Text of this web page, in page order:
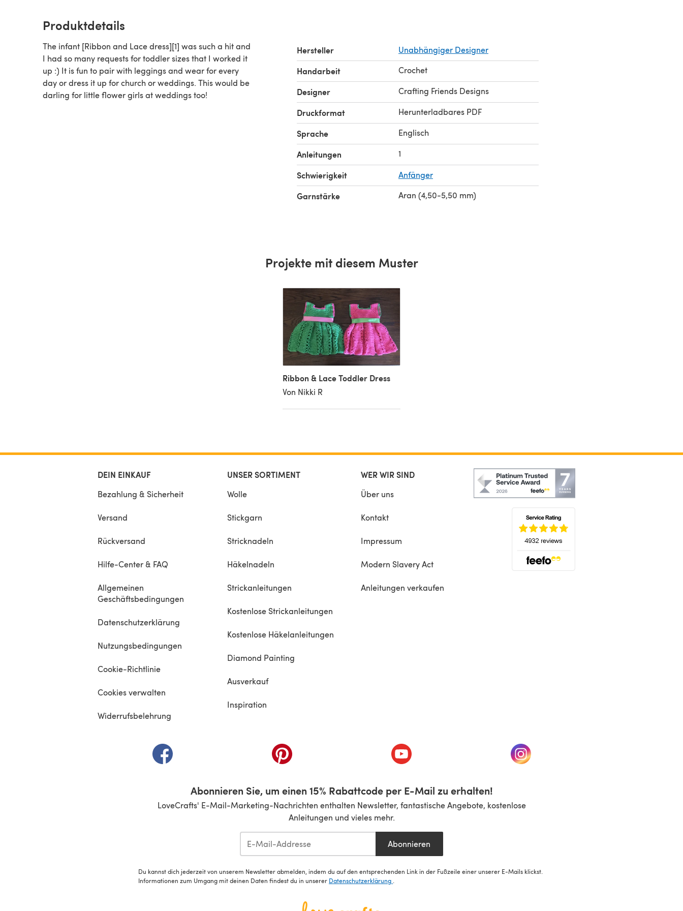
Produktdetails
The infant [Ribbon and Lace dress][1] was such a hit and
I had so many requests for toddler sizes that I worked it
up :) It is fun to pair with leggings and wear for every
day or dress it up for church or weddings. This would be
darling for little flower girls at weddings too!
Hersteller Unabhängiger Designer
Handarbeit Crochet
Designer Crafting Friends Designs
Druckformat Herunterladbares PDF
Sprache Englisch
Anleitungen 1
Schwierigkeit Anfänger
Garnstärke Aran (4,50-5,50 mm)
Projekte mit diesem Muster
Ribbon & Lace Toddler Dress
Von Nikki R
DEIN EINKAUF
Bezahlung & Sicherheit
Versand
Rückversand
Hilfe-Center & FAQ
Allgemeinen
Geschäftsbedingungen
Datenschutzerklärung
Nutzungsbedingungen
Cookie-Richtlinie
Cookies verwalten
Widerrufsbelehrung
UNSER SORTIMENT
Wolle
Stickgarn
Stricknadeln
Häkelnadeln
Strickanleitungen
Kostenlose Strickanleitungen
Kostenlose Häkelanleitungen
Diamond Painting
Ausverkauf
Inspiration
WER WIR SIND
Über uns
Kontakt
Impressum
Modern Slavery Act
Anleitungen verkaufen
(öffnet sich in einem neuen Tab)(öffnet sich in einem neuen Tab)(öffnet sich in einem neuen Tab)(öffnet sich in einem neuen Tab)
Abonnieren Sie, um einen 15% Rabattcode per E-Mail zu erhalten!
LoveCrafts' E-Mail-Marketing-Nachrichten enthalten Newsletter, fantastische Angebote, kostenlose
Anleitungen und vieles mehr.
Abonnieren
Du kannst dich jederzeit von unserem Newsletter abmelden, indem du auf den entsprechenden Link in der Fußzeile einer unserer E-Mails klickst.
Informationen zum Umgang mit deinen Daten findest du in unserer Datenschutzerklärung